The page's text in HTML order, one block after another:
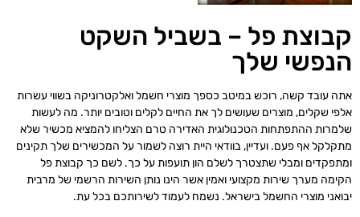
קבוצת פל – בשביל השקט
הנפשי שלך
אתה עובד קשה, רוכש במיטב כספך מוצרי חשמל ואלקטרוניקה בשווי עשרות
אלפי שקלים, מוצרים שעושים לך את החיים לקלים וטובים יותר. מה לעשות
שלמרות ההתפתחות הטכנולוגית האדירה טרם הצליחו להמציא מכשיר שלא
מתקלקל אף פעם. ועדיין, בוודאי היית רוצה לשמור על המכשירים שלך תקינים
ומתפקדים ומבלי שתצטרך לשלם הון תועפות על כך. לשם כך קבוצת פל
הקימה מערך שירות מקצועי ואמין אשר הינו נותן השירות הרשמי של מרבית
יבואני מוצרי החשמל בישראל. נשמח לעמוד לשירותכם בכל עת.